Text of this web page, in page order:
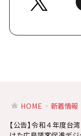
HOME
新着情報
【公告】令和４年度台